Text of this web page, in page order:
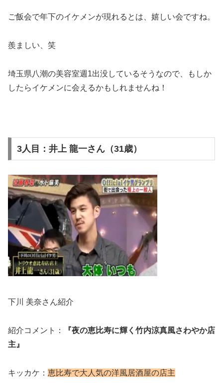
ご飯会で年下のイケメンが現れるとは、嬉しい会ですね。
羨ましい、笑
埼玉県八潮の美容室週1出没しているそうなので、もしか
したらイケメンに会えるかもしれませんね！
3人目：井上 龍一さん（31歳）
下川 美奈さん紹介
紹介コメント：
『夜の恵比寿に輝く竹内涼真風さわやか店
主』
キッカケ： 恵比寿で大人気の洋風居酒屋の店主